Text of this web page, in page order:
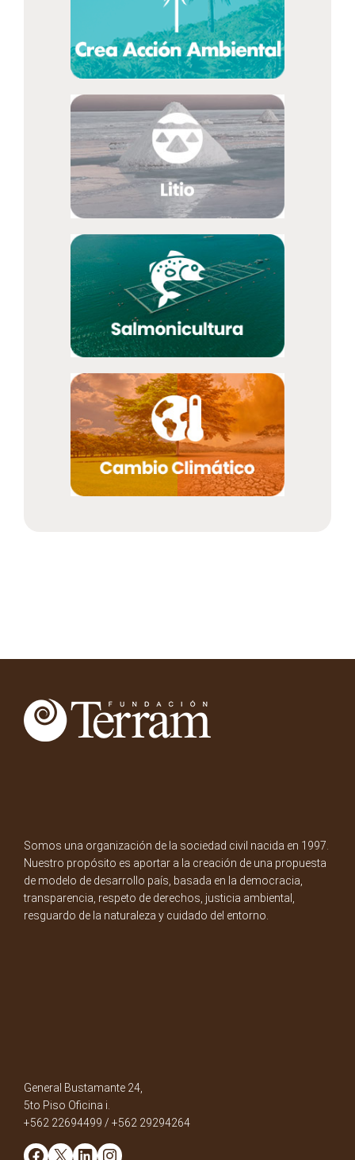
Somos una organización de la sociedad civil nacida en 1997.
Nuestro propósito es aportar a la creación de una propuesta
de modelo de desarrollo país, basada en la democracia,
transparencia, respeto de derechos, justicia ambiental,
resguardo de la naturaleza y cuidado del entorno.
General Bustamante 24,
5to Piso Oficina i.
+562 22694499 / +562 29294264